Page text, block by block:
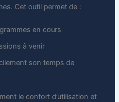
Cet outil permet de :
en cours
à venir
son temps de
le confort d’utilisation et